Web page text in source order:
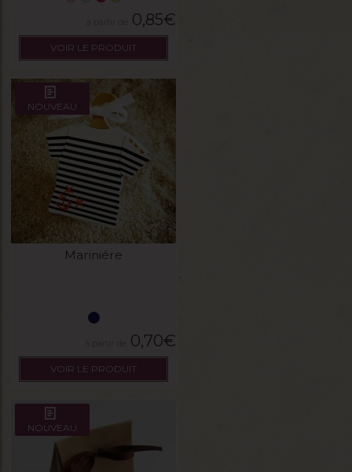
0,85€
VOIR LE PRODUIT
NOUVEAU
Mariniére
0,70€
VOIR LE PRODUIT
NOUVEAU